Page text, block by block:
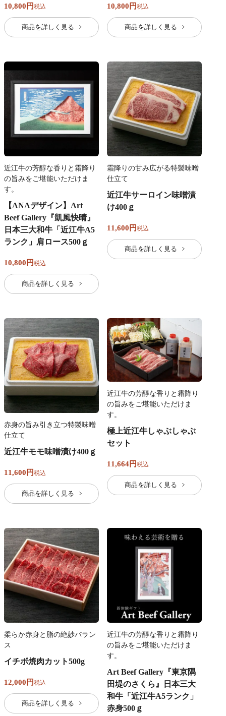
10,800 税込
商品を詳しく見る
10,800 税込
商品を詳しく見る
近江牛の芳醇な香りと霜降り
の旨みをご堪能いただけま
す。
【ANAデザイン】Art
Beef Gallery『凱風快晴』
日本三大和牛「近江牛A5
ランク」肩ロース500ｇ
10,800 税込
商品を詳しく見る
霜降りの甘み広がる特製味噌
仕立て
近江牛サーロイン味噌漬
け400ｇ
11,600 税込
商品を詳しく見る
赤身の旨み引き立つ特製味噌
仕立て
近江牛モモ味噌漬け400ｇ
11,600 税込
商品を詳しく見る
近江牛の芳醇な香りと霜降り
の旨みをご堪能いただけま
す。
極上近江牛しゃぶしゃぶ
セット
11,664 税込
商品を詳しく見る
柔らか赤身と脂の絶妙バラン
ス
イチボ焼肉カット500g
12,000 税込
商品を詳しく見る
近江牛の芳醇な香りと霜降り
の旨みをご堪能いただけま
す。
Art Beef Gallery『東京隅
田堤のさくら』日本三大
和牛「近江牛A5ランク」
赤身500ｇ